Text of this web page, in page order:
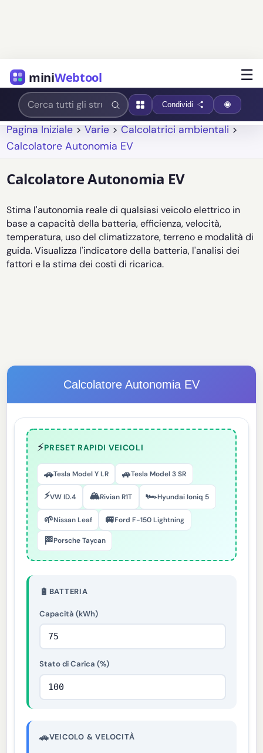
miniWebtool ☰
Condividi
Pagina Iniziale >Varie >Calcolatrici ambientali >
Calcolatore Autonomia EV
Calcolatore Autonomia EV
Stima l'autonomia reale di qualsiasi veicolo elettrico in
base a capacità della batteria, efficienza, velocità,
temperatura, uso del climatizzatore, terreno e modalità di
guida. Visualizza l'indicatore della batteria, l'analisi dei
fattori e la stima dei costi di ricarica.
Calcolatore Autonomia EV
⚡PRESET RAPIDI VEICOLI
🚗Tesla Model Y LR 🚙Tesla Model 3 SR
⚡VW ID.4 🏔️Rivian R1T 🏎️Hyundai Ioniq 5
🌱Nissan Leaf 🚐Ford F-150 Lightning
🏁Porsche Taycan
🔋 BATTERIA
Capacità (kWh)
Stato di Carica (%)
🚗VEICOLO & VELOCITÀ